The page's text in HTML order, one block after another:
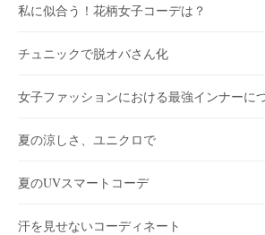
私に似合う！花柄女子コーデは？
チュニックで脱オバさん化
女子ファッションにおける最強インナーに
夏の涼しさ、ユニクロで
夏のUVスマートコーデ
汗を見せないコーディネート